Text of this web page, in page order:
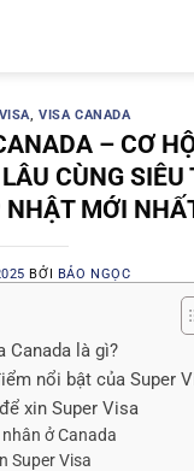
,VISA CANADA
– CƠ
CÙNG SIÊU
NHẬT MỚI
BỞI BẢO NGỌC
Canada là gì?
nổi bật của Super
xin Super Visa
ở Canada
Super Visa